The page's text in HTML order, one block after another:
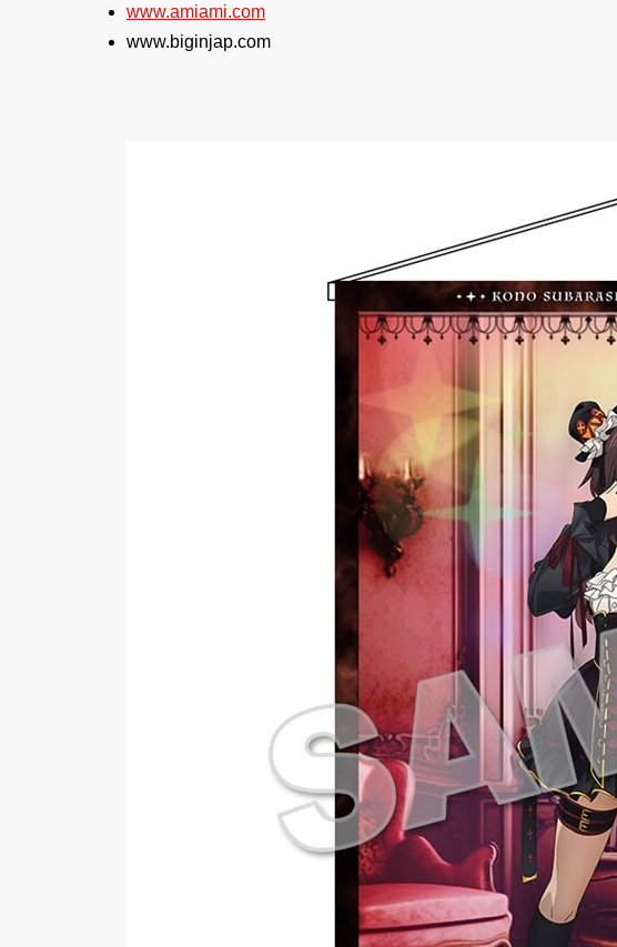
www.amiami.com
www.biginjap.com